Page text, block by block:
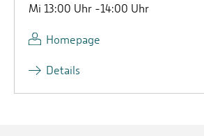
Mi 13:00 Uhr -14:00 Uhr
Homepage
Details